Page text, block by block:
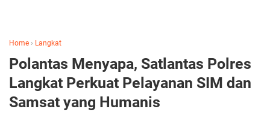
Home › Langkat
Polantas Menyapa, Satlantas Polres
Langkat Perkuat Pelayanan SIM dan
Samsat yang Humanis